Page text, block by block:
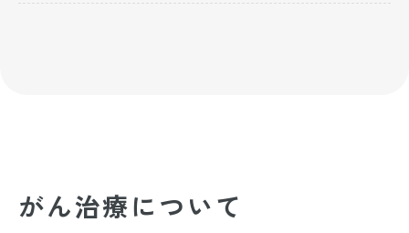
がん治療について